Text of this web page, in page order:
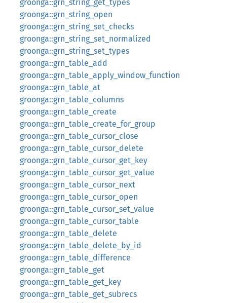
groonga::grn_string_get_types
groonga::grn_string_open
groonga::grn_string_set_checks
groonga::grn_string_set_normalized
groonga::grn_string_set_types
groonga::grn_table_add
groonga::grn_table_apply_window_function
groonga::grn_table_at
groonga::grn_table_columns
groonga::grn_table_create
groonga::grn_table_create_for_group
groonga::grn_table_cursor_close
groonga::grn_table_cursor_delete
groonga::grn_table_cursor_get_key
groonga::grn_table_cursor_get_value
groonga::grn_table_cursor_next
groonga::grn_table_cursor_open
groonga::grn_table_cursor_set_value
groonga::grn_table_cursor_table
groonga::grn_table_delete
groonga::grn_table_delete_by_id
groonga::grn_table_difference
groonga::grn_table_get
groonga::grn_table_get_key
groonga::grn_table_get_subrecs